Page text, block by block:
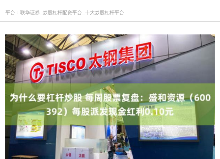
平台：联华证券_炒股杠杆配资平台_十大炒股杠杆平台